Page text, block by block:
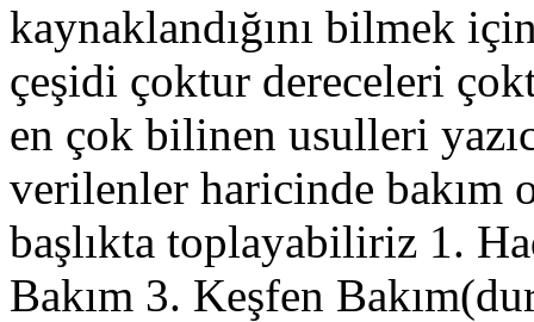
kaynaklandığını bilmek
çeşidi çoktur dereceleri
en çok bilinen usulleri
verilenler haricinde bakım
başlıkta toplayabiliriz 1.
Bakım 3. Keşfen